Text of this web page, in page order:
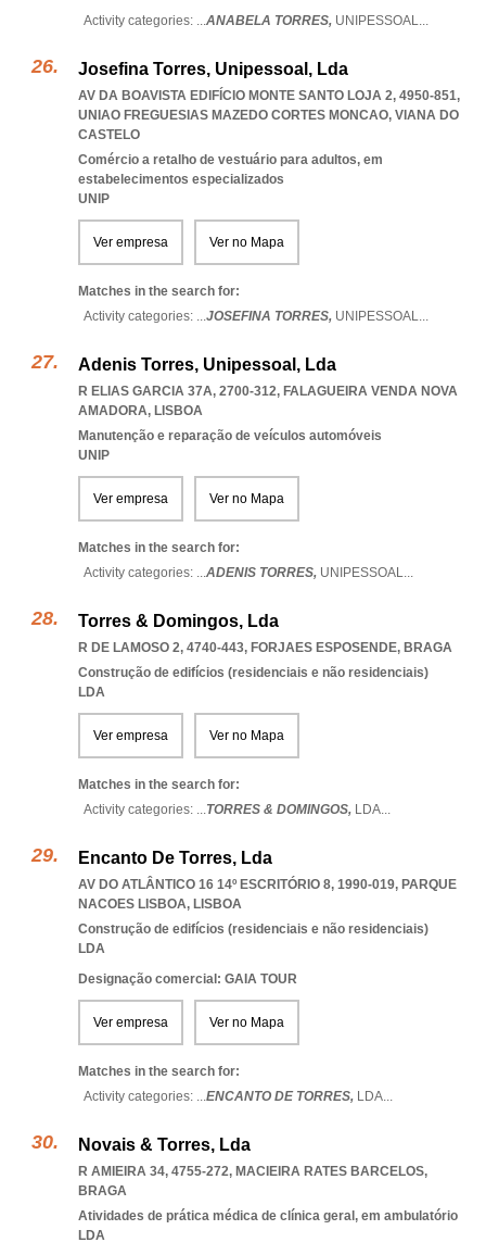
Activity categories: ...ANABELA TORRES, UNIPESSOAL...
Josefina Torres, Unipessoal, Lda
AV DA BOAVISTA EDIFÍCIO MONTE SANTO LOJA 2, 4950-851,
UNIAO FREGUESIAS MAZEDO CORTES MONCAO, VIANA DO
CASTELO
Comércio a retalho de vestuário para adultos, em
estabelecimentos especializados
UNIP
Ver empresa Ver no Mapa
Matches in the search for:
Activity categories: ...JOSEFINA TORRES, UNIPESSOAL...
Adenis Torres, Unipessoal, Lda
R ELIAS GARCIA 37A, 2700-312, FALAGUEIRA VENDA NOVA
AMADORA, LISBOA
Manutenção e reparação de veículos automóveis
UNIP
Ver empresa Ver no Mapa
Matches in the search for:
Activity categories: ...ADENIS TORRES, UNIPESSOAL...
Torres & Domingos, Lda
R DE LAMOSO 2, 4740-443, FORJAES ESPOSENDE, BRAGA
Construção de edifícios (residenciais e não residenciais)
LDA
Ver empresa Ver no Mapa
Matches in the search for:
Activity categories: ...TORRES & DOMINGOS, LDA...
Encanto De Torres, Lda
AV DO ATLÂNTICO 16 14º ESCRITÓRIO 8, 1990-019, PARQUE
NACOES LISBOA, LISBOA
Construção de edifícios (residenciais e não residenciais)
LDA
Designação comercial: GAIA TOUR
Ver empresa Ver no Mapa
Matches in the search for:
Activity categories: ...ENCANTO DE TORRES, LDA...
Novais & Torres, Lda
R AMIEIRA 34, 4755-272, MACIEIRA RATES BARCELOS,
BRAGA
Atividades de prática médica de clínica geral, em ambulatório
LDA